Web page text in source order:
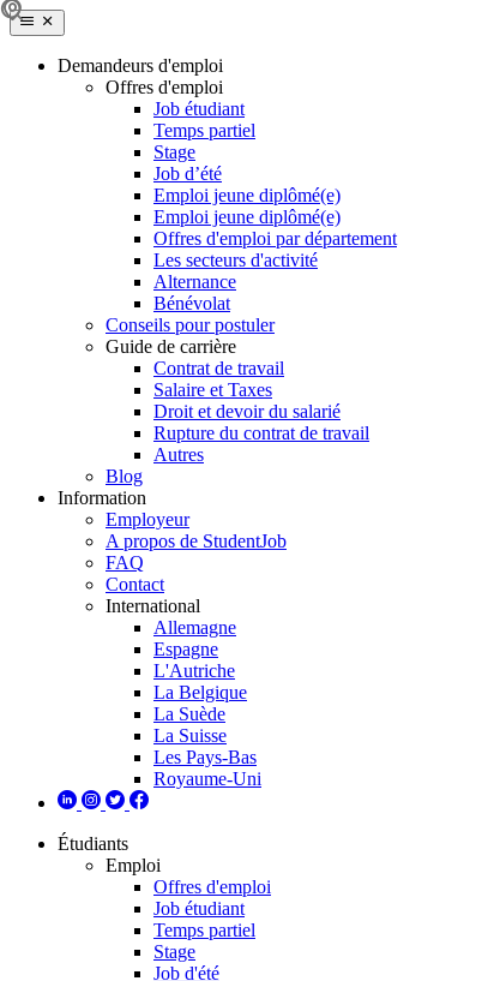
Demandeurs d'emploi
Offres d'emploi
Job étudiant
Temps partiel
Stage
Job d’été
Emploi jeune diplômé(e)
Emploi jeune diplômé(e)
Offres d'emploi par département
Les secteurs d'activité
Alternance
Bénévolat
Conseils pour postuler
Guide de carrière
Contrat de travail
Salaire et Taxes
Droit et devoir du salarié
Rupture du contrat de travail
Autres
Blog
Information
Employeur
A propos de StudentJob
FAQ
Contact
International
Allemagne
Espagne
L'Autriche
La Belgique
La Suède
La Suisse
Les Pays-Bas
Royaume-Uni
Étudiants
Emploi
Offres d'emploi
Job étudiant
Temps partiel
Stage
Job d'été